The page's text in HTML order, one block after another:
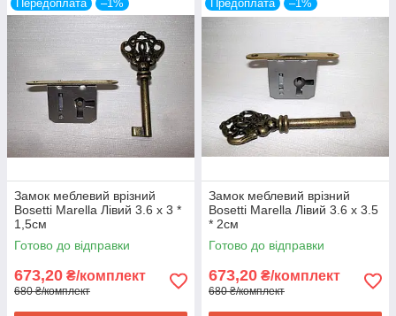
Передоплата –1%
Замок меблевий врізний
Bosetti Marella Лівий 3.6 x 3 *
1,5см
Готово до відправки
673,20 ₴/комплект
680 ₴/комплект
Предоплата –1%
Замок меблевий врізний
Bosetti Marella Лівий 3.6 x 3.5
* 2см
Готово до відправки
673,20 ₴/комплект
680 ₴/комплект